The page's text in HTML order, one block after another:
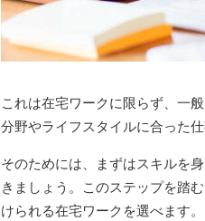
これは在宅ワークに限らず、一
分野やライフスタイルに合った
そのためには、まずはスキルを
きましょう。このステップを踏
けられる在宅ワークを選べます。